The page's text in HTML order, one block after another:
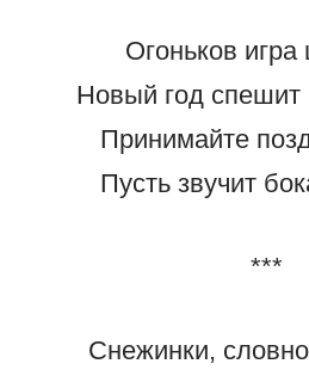
Огоньков игра
Новый год спешит
Принимайте
Пусть звучит
***
Снежинки,